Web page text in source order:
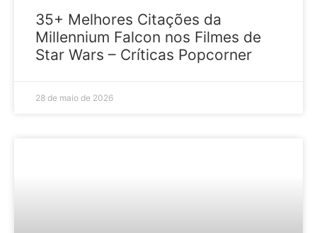
35+ Melhores Citações da
Millennium Falcon nos Filmes de
Star Wars – Críticas Popcorner
28 de maio de 2026